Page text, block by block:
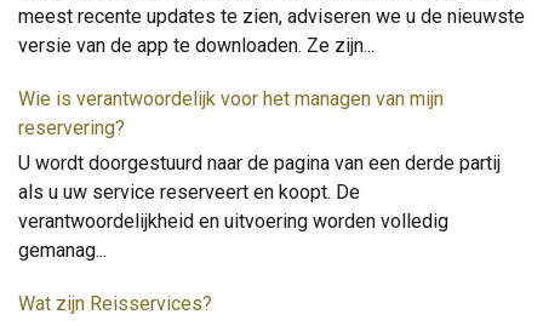
meest recente updates te zien, adviseren we u de nieuwste
versie van de app te downloaden. Ze zijn...
Wie is verantwoordelijk voor het managen van mijn
reservering?
U wordt doorgestuurd naar de pagina van een derde partij
als u uw service reserveert en koopt. De
verantwoordelijkheid en uitvoering worden volledig
gemanag...
Wat zijn Reisservices?